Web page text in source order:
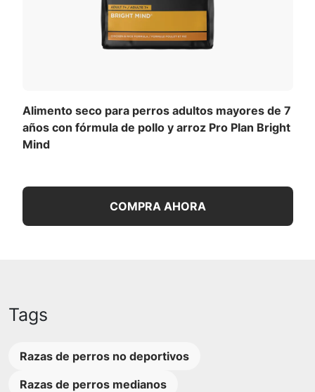
Alimento seco para perros adultos mayores de 7
años con fórmula de pollo y arroz Pro Plan Bright
Mind
COMPRA AHORA
Tags
Razas de perros no deportivos
Razas de perros medianos